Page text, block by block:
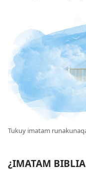
Tukuy imatam
¿IMATAM